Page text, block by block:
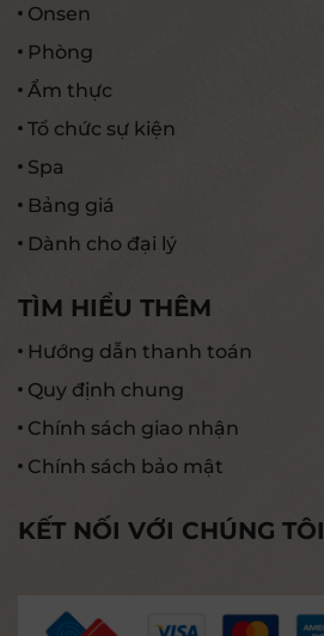
Onsen
Phòng
Ẩm thực
Tổ chức sự kiện
Spa
Bảng giá
Dành cho đại lý
TÌM HIỂU THÊM
Hướng dẫn thanh toán
Quy định chung
Chính sách giao nhận
Chính sách bảo mật
KẾT NỐI VỚI CHÚNG TÔI